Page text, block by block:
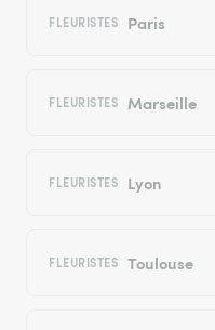
FLEURISTES Paris
FLEURISTES Marseille
FLEURISTES Lyon
FLEURISTES Toulouse